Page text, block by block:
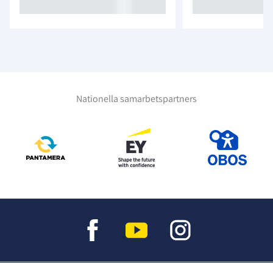
Nationella samarbetspartners